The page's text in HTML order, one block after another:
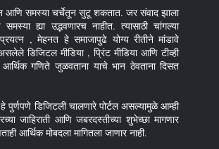
समस्या चर्चेतून सुटू शकतात. जर संवाद झाला
ह्या उद्भवणारच नाहीत. त्यासाठी चांगल्या
, मेहनत हे समाजापुढे योग्य रीतीने मांडावे
डिजिटल मीडिया , प्रिंट मीडिया आणि टीव्ही
आर्थिक गणिते जुळवताना याचे भान ठेवताना दिसत
पुर्णपणे डिजिटली चालणारे पोर्टल असल्यामुळे आम्ही
जाहिराती आणि जबरदस्तीच्या शुभेच्छा मागणार
आर्थिक मोबदला मागितला जाणार नाही.